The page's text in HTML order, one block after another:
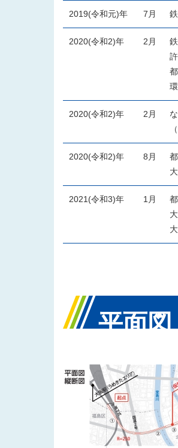
2019(令和元)年 7月
2020(令和2)年 2月
2020(令和2)年 2月
2020(令和2)年 8月
2021(令和3)年 1月
平面